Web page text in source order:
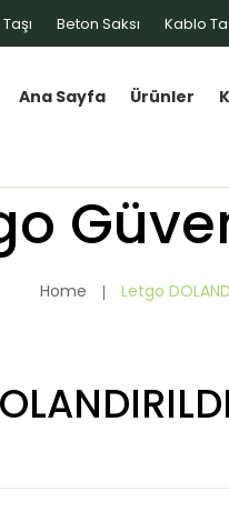
Beton Saksı Kablo
Ana Sayfa Ürünler
Home Letgo